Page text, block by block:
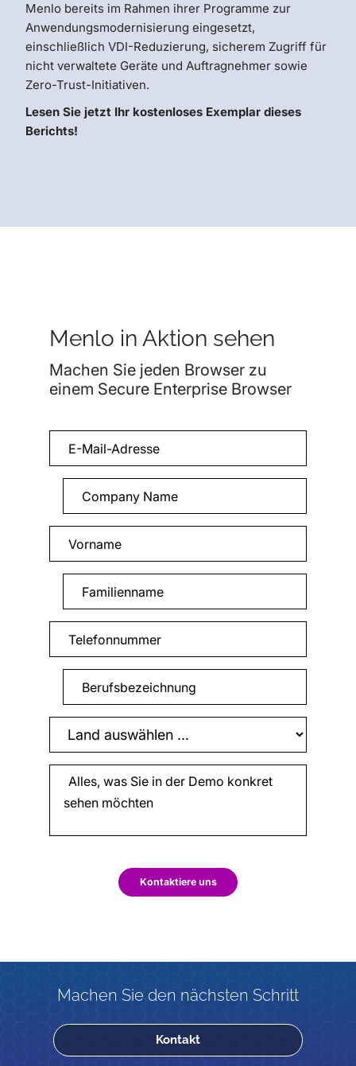
Menlo bereits im Rahmen ihrer Programme zur
Anwendungsmodernisierung eingesetzt,
einschließlich VDI-Reduzierung, sicherem Zugriff für
nicht verwaltete Geräte und Auftragnehmer sowie
Zero-Trust-Initiativen.
Lesen Sie jetzt Ihr kostenloses Exemplar dieses
Berichts!
Menlo in Aktion sehen
Machen Sie jeden Browser zu
einem Secure Enterprise Browser
Kontaktiere uns
Machen Sie den nächsten Schritt
Kontakt